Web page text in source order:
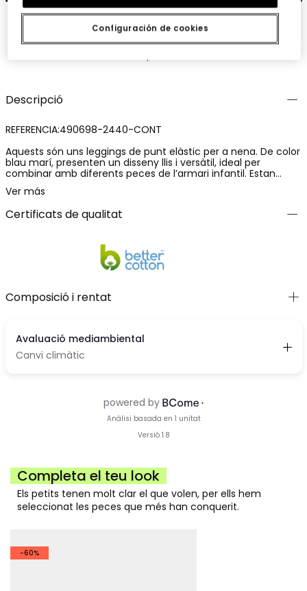
Descripció
REFERENCIA:490698-2440-CONT
Aquests són uns leggings de punt elàstic per a nena. De color
blau marí, presenten un disseny llis i versàtil, ideal per
combinar amb diferents peces de l’armari infantil. Estan
confeccionats en un teixit de punt suau, amb una
composició de 92% cotó i 8% elastà, que proporciona
comoditat, elasticitat i un ajust òptim. Aquests leggings
ofereixen llibertat de moviment i confort, convertint-se en
Ver más
Certificats de qualitat
Composició i rentat
Completa el teu look
Els petits tenen molt clar el que volen, per ells hem
seleccionat les peces que més han conquerit.
-60%
Configuración de cookies